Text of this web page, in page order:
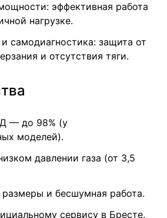
эффективная работа
нагрузке.
самодиагностика: защита от
и отсутствия тяги.
— до 98% (у
моделей).
давлении газа (от 3,5
и бесшумная работа.
сервису в Бресте.